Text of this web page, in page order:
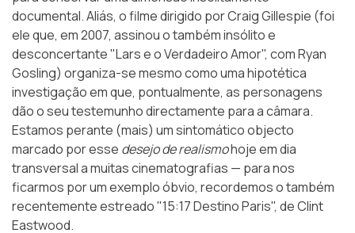
documental. Aliás, o filme dirigido por Craig Gillespie (foi
ele que, em 2007, assinou o também insólito e
desconcertante "Lars e o Verdadeiro Amor", com Ryan
Gosling) organiza-se mesmo como uma hipotética
investigação em que, pontualmente, as personagens
dão o seu testemunho directamente para a câmara.
Estamos perante (mais) um sintomático objecto
marcado por esse desejo de realismohoje em dia
transversal a muitas cinematografias — para nos
ficarmos por um exemplo óbvio, recordemos o também
recentemente estreado "15:17 Destino Paris", de Clint
Eastwood.